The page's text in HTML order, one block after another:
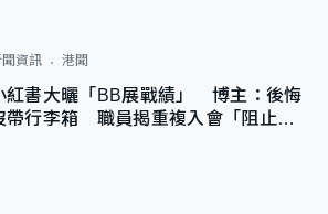
資訊 港聞
紅書大曬「BB展戰績」 博主：後悔
帶行李箱 職員揭重複入會「阻止唔